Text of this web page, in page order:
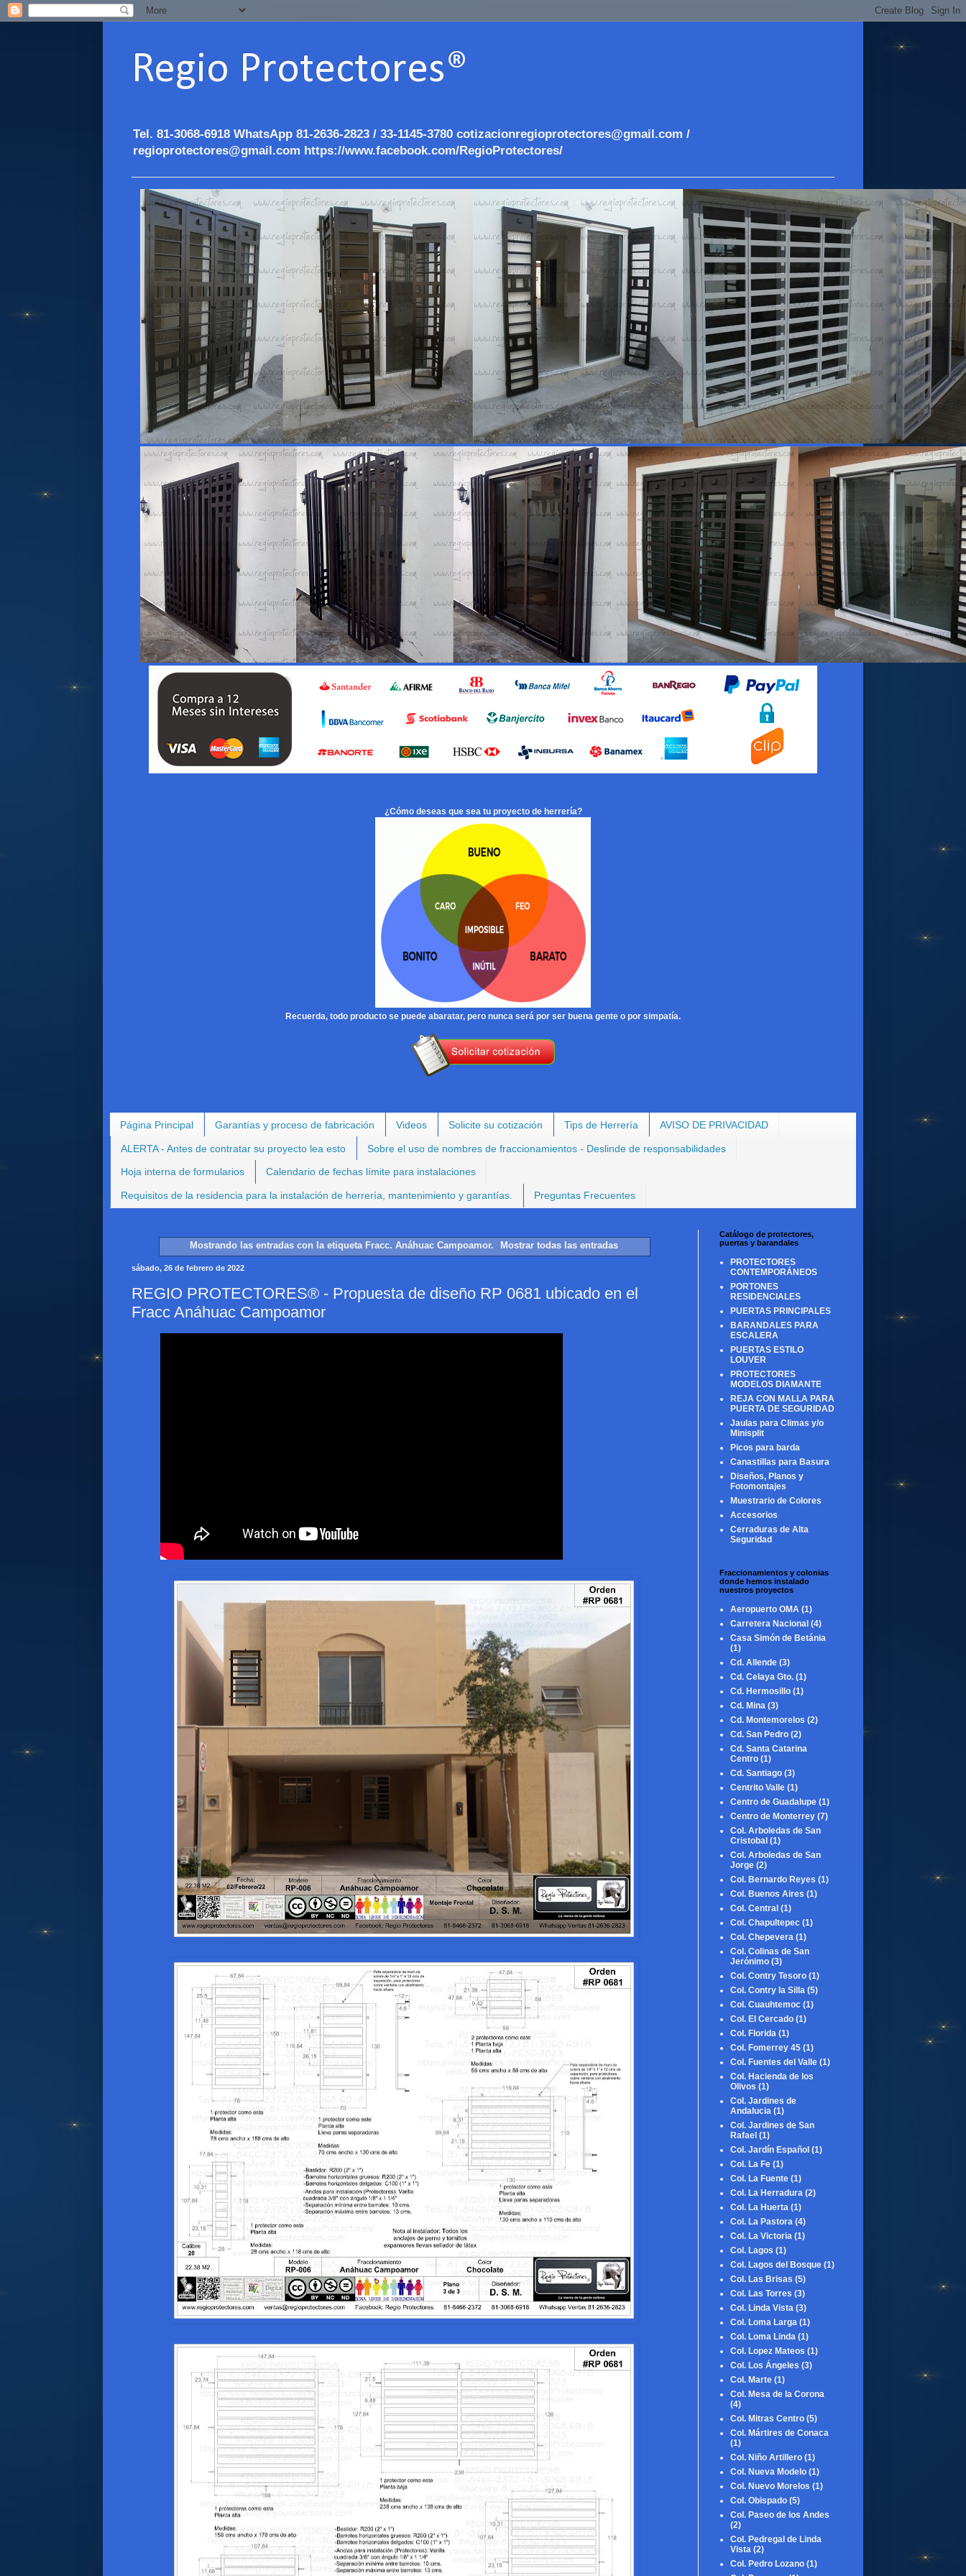
Regio Protectores®
Tel. 81-3068-6918 WhatsApp 81-2636-2823 / 33-1145-3780 cotizacionregioprotectores@gmail.com /
regioprotectores@gmail.com https://www.facebook.com/RegioProtectores/
¿Cómo deseas que sea tu proyecto de herrería?
Recuerda, todo producto se puede abaratar, pero nunca será por ser buena gente o por simpatía.
Página Principal Garantías y proceso de fabricación Videos Solicite su cotización Tips de Herrería AVISO DE PRIVACIDAD
ALERTA - Antes de contratar su proyecto lea esto Sobre el uso de nombres de fraccionamientos - Deslinde de responsabilidades
Hoja interna de formularios Calendario de fechas límite para instalaciones
Requisitos de la residencia para la instalación de herrería, mantenimiento y garantías. Preguntas Frecuentes
Mostrando las entradas con la etiqueta Fracc. Anáhuac Campoamor. Mostrar todas las entradas
sábado, 26 de febrero de 2022
REGIO PROTECTORES® - Propuesta de diseño RP 0681 ubicado en el
Fracc Anáhuac Campoamor
Catálogo de protectores,
puertas y barandales
PROTECTORES
CONTEMPORÁNEOS
PORTONES
RESIDENCIALES
PUERTAS PRINCIPALES
BARANDALES PARA
ESCALERA
PUERTAS ESTILO
LOUVER
PROTECTORES
MODELOS DIAMANTE
REJA CON MALLA PARA
PUERTA DE SEGURIDAD
Jaulas para Climas y/o
Minisplit
Picos para barda
Canastillas para Basura
Diseños, Planos y
Fotomontajes
Muestrario de Colores
Accesorios
Cerraduras de Alta
Seguridad
Fraccionamientos y colonias
donde hemos instalado
nuestros proyectos
Aeropuerto OMA (1)
Carretera Nacional (4)
Casa Simón de Betánia
(1)
Cd. Allende (3)
Cd. Celaya Gto. (1)
Cd. Hermosillo (1)
Cd. Mina (3)
Cd. Montemorelos (2)
Cd. San Pedro (2)
Cd. Santa Catarina
Centro (1)
Cd. Santiago (3)
Centrito Valle (1)
Centro de Guadalupe (1)
Centro de Monterrey (7)
Col. Arboledas de San
Cristobal (1)
Col. Arboledas de San
Jorge (2)
Col. Bernardo Reyes (1)
Col. Buenos Aires (1)
Col. Central (1)
Col. Chapultepec (1)
Col. Chepevera (1)
Col. Colinas de San
Jerónimo (3)
Col. Contry Tesoro (1)
Col. Contry la Silla (5)
Col. Cuauhtemoc (1)
Col. El Cercado (1)
Col. Florida (1)
Col. Fomerrey 45 (1)
Col. Fuentes del Valle (1)
Col. Hacienda de los
Olivos (1)
Col. Jardines de
Andalucia (1)
Col. Jardines de San
Rafael (1)
Col. Jardín Español (1)
Col. La Fe (1)
Col. La Fuente (1)
Col. La Herradura (2)
Col. La Huerta (1)
Col. La Pastora (4)
Col. La Victoria (1)
Col. Lagos (1)
Col. Lagos del Bosque (1)
Col. Las Brisas (5)
Col. Las Torres (3)
Col. Linda Vista (3)
Col. Loma Larga (1)
Col. Loma Linda (1)
Col. Lopez Mateos (1)
Col. Los Ángeles (3)
Col. Marte (1)
Col. Mesa de la Corona
(4)
Col. Mitras Centro (5)
Col. Mártires de Conaca
(1)
Col. Niño Artillero (1)
Col. Nueva Modelo (1)
Col. Nuevo Morelos (1)
Col. Obispado (5)
Col. Paseo de los Andes
(2)
Col. Pedregal de Linda
Vista (2)
Col. Pedro Lozano (1)